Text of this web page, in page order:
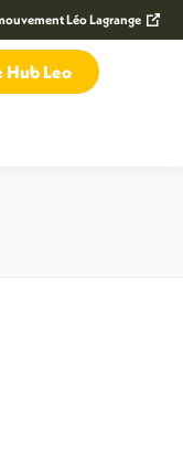
Léo Lagrange
Hub Leo